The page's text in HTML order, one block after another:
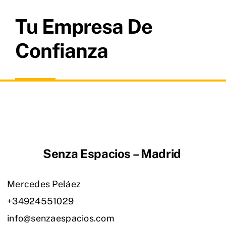
Tu Empresa De
Confianza
Senza Espacios – Madrid
Mercedes Peláez
+34924551029
info@senzaespacios.com